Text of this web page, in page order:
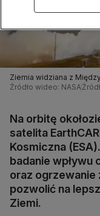
Ziemia widziana z
Źródło wideo: NASA
Na orbitę
satelita
Kosmiczna
badanie wpływu
oraz
pozwolić na
Ziemi.